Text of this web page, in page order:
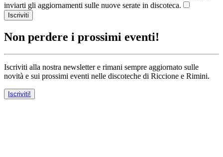
inviarti gli aggiornamenti sulle nuove serate in discoteca.
Iscriviti
Non perdere i prossimi eventi!
Iscriviti alla nostra newsletter e rimani sempre aggiornato sulle
novità e sui prossimi eventi nelle discoteche di Riccione e Rimini.
Iscriviti!